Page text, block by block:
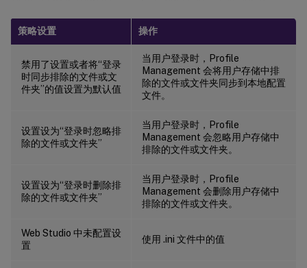
策略设置 操作
禁用了设置或者将“登录
时同步排除的文件或文
件夹”的值设置为默认值
当用户登录时，Profile
Management 会将用户存储中排
除的文件或文件夹同步到本地配置
文件。
设置设为“登录时忽略排
除的文件或文件夹”
当用户登录时，Profile
Management 会忽略用户存储中
排除的文件或文件夹。
设置设为“登录时删除排
除的文件或文件夹”
当用户登录时，Profile
Management 会删除用户存储中
排除的文件或文件夹。
Web Studio 中未配置设
置
使用 .ini 文件中的值